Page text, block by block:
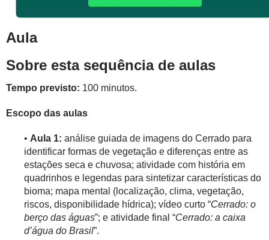
Aula
Sobre esta sequência de aulas
Tempo previsto: 100 minutos.
Escopo das aulas
• Aula 1: análise guiada de imagens do Cerrado para
identificar formas de vegetação e diferenças entre as
estações seca e chuvosa; atividade com história em
quadrinhos e legendas para sintetizar características do
bioma; mapa mental (localização, clima, vegetação,
riscos, disponibilidade hídrica); vídeo curto “Cerrado: o
berço das águas”; e atividade final “Cerrado: a caixa
d’água do Brasil”.